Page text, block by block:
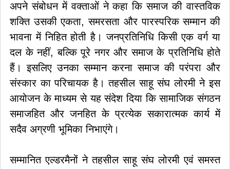
अपने संबोधन में वक्ताओं ने कहा कि समाज की वास्तविक
शक्ति उसकी एकता, समरसता और पारस्परिक सम्मान की
भावना में निहित होती है। जनप्रतिनिधि किसी एक वर्ग या
दल के नहीं, बल्कि पूरे नगर और समाज के प्रतिनिधि होते
हैं। इसलिए उनका सम्मान करना समाज की परंपरा और
संस्कार का परिचायक है। तहसील साहू संघ लोरमी ने इस
आयोजन के माध्यम से यह संदेश दिया कि सामाजिक संगठन
समाजहित और जनहित के प्रत्येक सकारात्मक कार्य में
सदैव अग्रणी भूमिका निभाएंगे।
सम्मानित एल्डरमैनों ने तहसील साहू संघ लोरमी एवं समस्त